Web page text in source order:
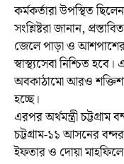
কর্মকর্তারা উপস্থিত
সংশ্লিষ্টরা জানান,
জেলে পাড়া ও
স্বাস্থ্যসেবা নিশ্চিত
অবকাঠামো আরও
হচ্ছে।
এরপর অর্থমন্ত্রী চট্টগ্রাম
চট্টগ্রাম-১১ আসনের
ইফতার ও দোয়া